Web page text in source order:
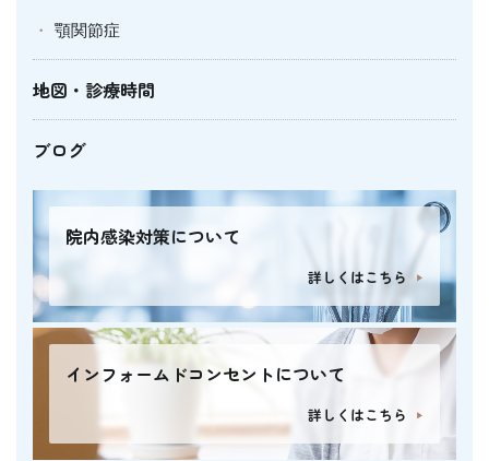
顎関節症
地図・診療時間
ブログ
院内感染対策について
詳しくはこちら
インフォームドコンセントについて
詳しくはこちら